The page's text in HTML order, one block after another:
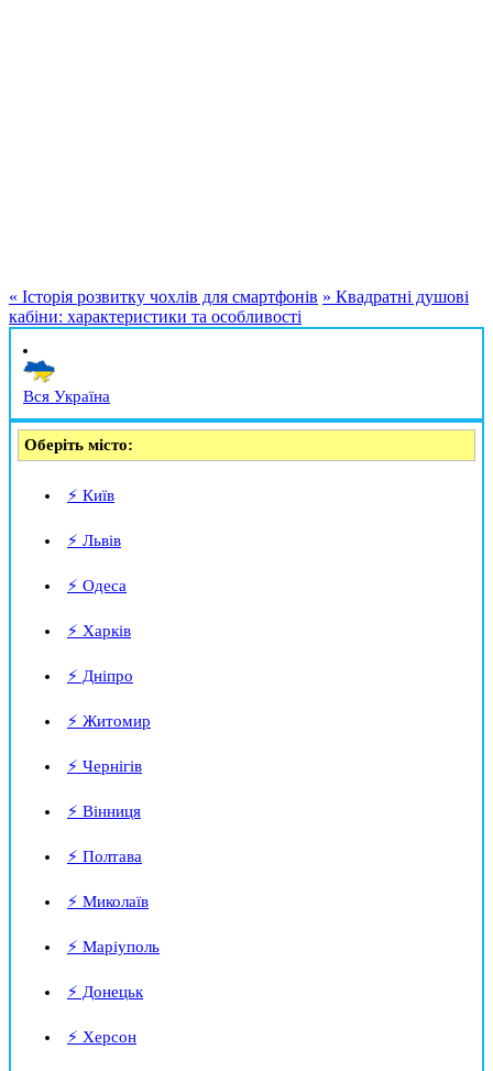
« Історія розвитку чохлів для смартфонів » Квадратні душові
кабіни: характеристики та особливості
Вся Україна
Оберіть місто:
⚡ Київ
⚡ Львів
⚡ Одеса
⚡ Харків
⚡ Дніпро
⚡ Житомир
⚡ Чернігів
⚡ Вінниця
⚡ Полтава
⚡ Миколаїв
⚡ Маріуполь
⚡ Донецьк
⚡ Херсон